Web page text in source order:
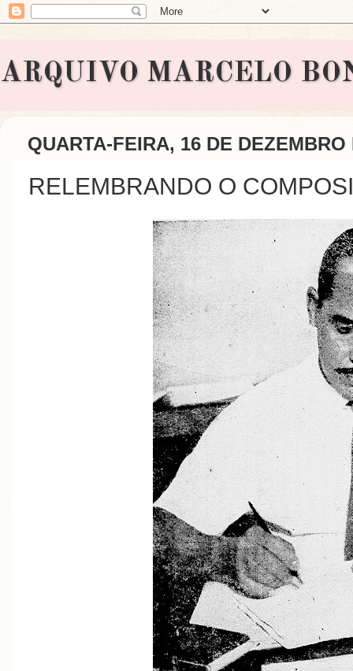
ARQUIVO MARCELO
QUARTA-FEIRA, 16 DE DEZEMBRO
RELEMBRANDO O